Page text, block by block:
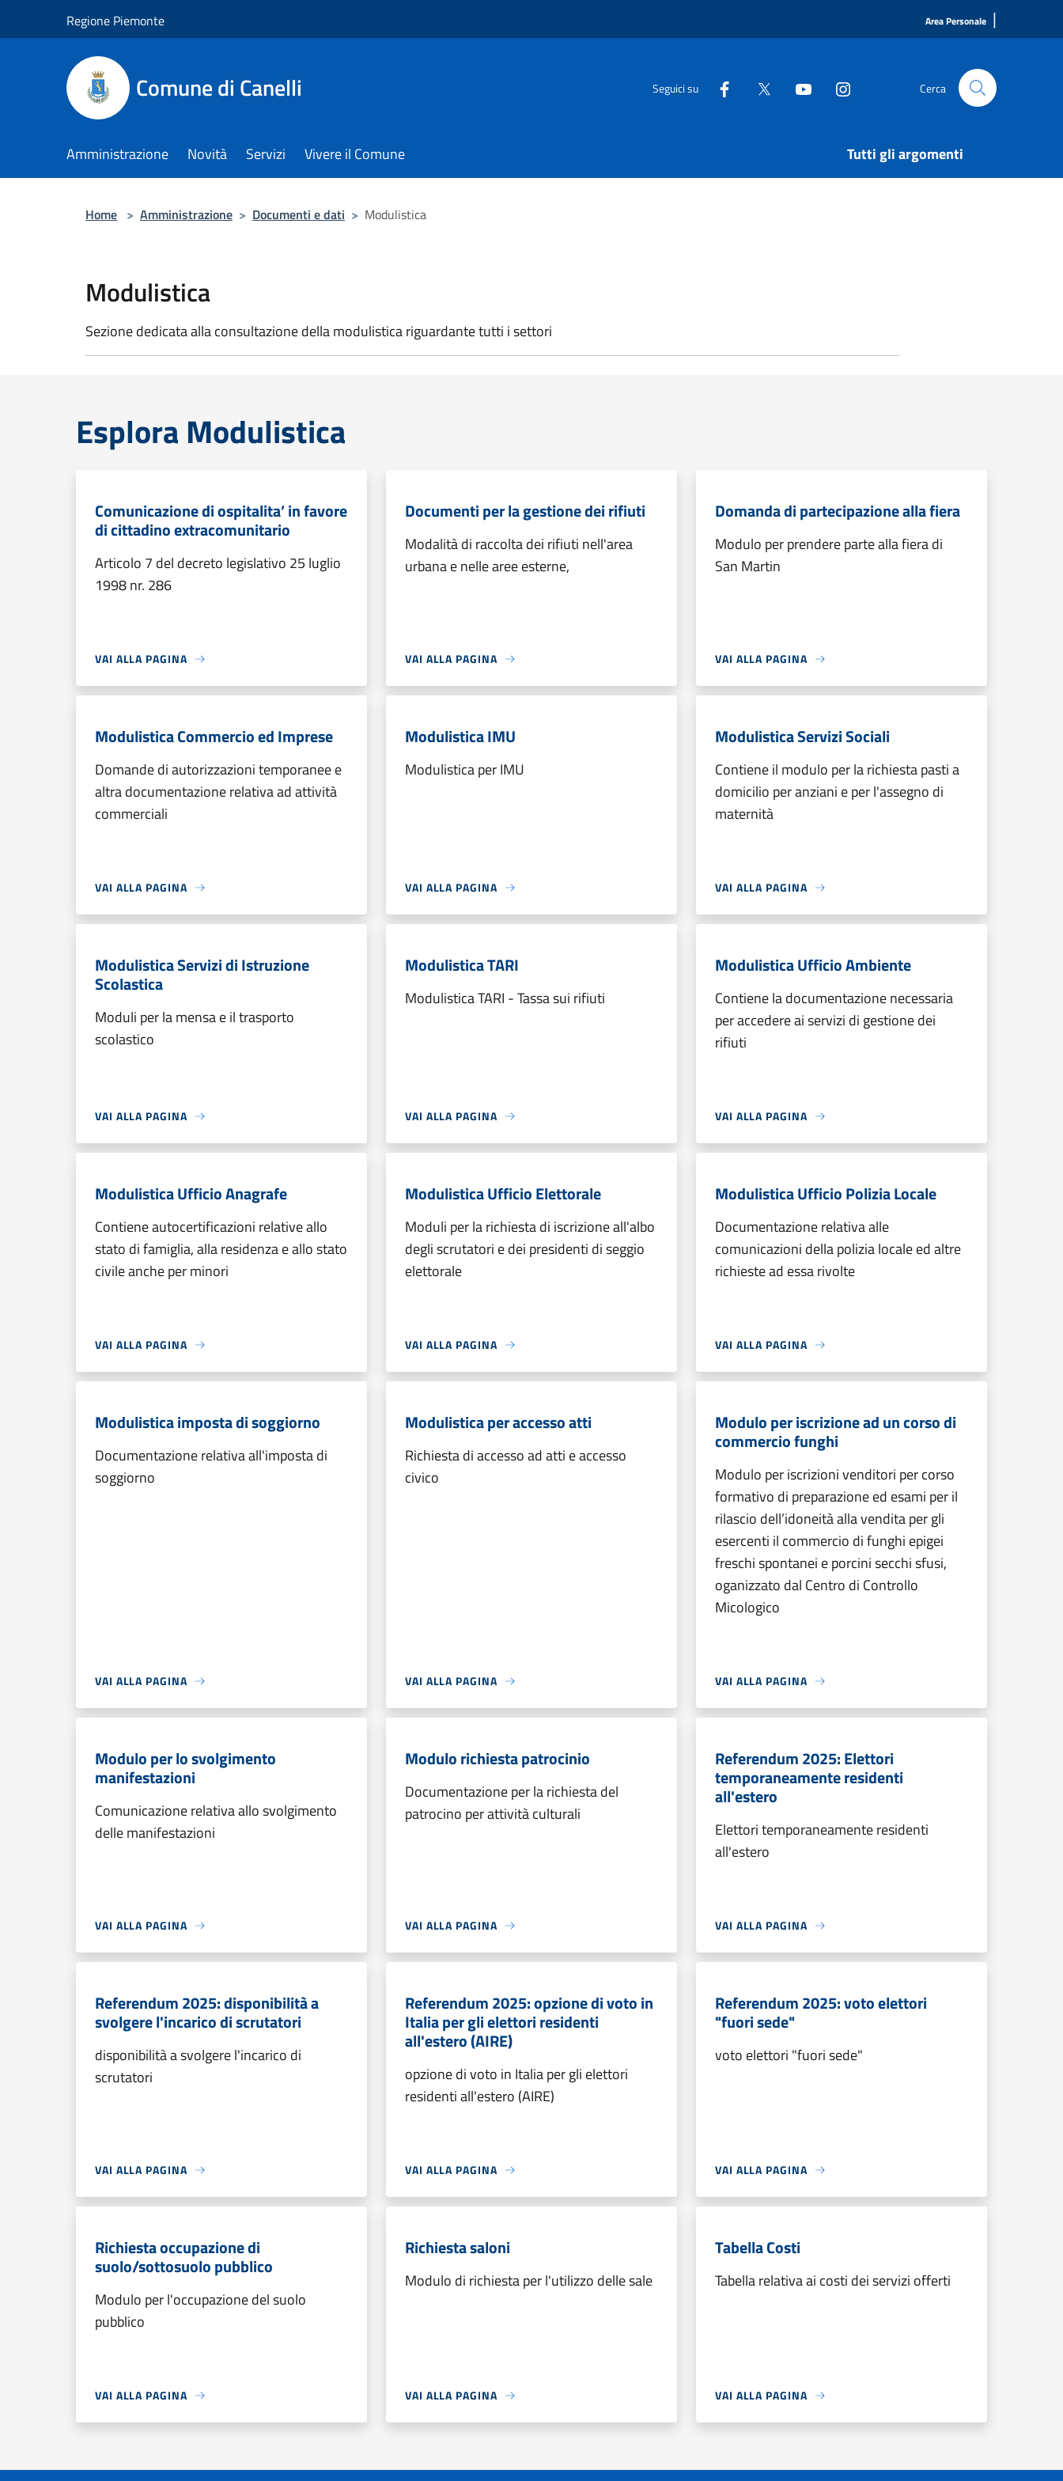
Regione Piemonte Area Personale |
Comune di Canelli Seguici su Cerca
Amministrazione Novità Servizi Vivere il Comune Tutti gli argomenti
Home > Amministrazione > Documenti e dati > Modulistica
Modulistica
Sezione dedicata alla consultazione della modulistica riguardante tutti i settori
Esplora Modulistica
Comunicazione di ospitalita’ in favore
di cittadino extracomunitario
Articolo 7 del decreto legislativo 25 luglio
1998 nr. 286
VAI ALLA PAGINA
Documenti per la gestione dei rifiuti
Modalità di raccolta dei rifiuti nell'area
urbana e nelle aree esterne,
VAI ALLA PAGINA
Domanda di partecipazione alla fiera
Modulo per prendere parte alla fiera di
San Martin
VAI ALLA PAGINA
Modulistica Commercio ed Imprese
Domande di autorizzazioni temporanee e
altra documentazione relativa ad attività
commerciali
VAI ALLA PAGINA
Modulistica IMU
Modulistica per IMU
VAI ALLA PAGINA
Modulistica Servizi Sociali
Contiene il modulo per la richiesta pasti a
domicilio per anziani e per l'assegno di
maternità
VAI ALLA PAGINA
Modulistica Servizi di Istruzione
Scolastica
Moduli per la mensa e il trasporto
scolastico
VAI ALLA PAGINA
Modulistica TARI
Modulistica TARI - Tassa sui rifiuti
VAI ALLA PAGINA
Modulistica Ufficio Ambiente
Contiene la documentazione necessaria
per accedere ai servizi di gestione dei
rifiuti
VAI ALLA PAGINA
Modulistica Ufficio Anagrafe
Contiene autocertificazioni relative allo
stato di famiglia, alla residenza e allo stato
civile anche per minori
VAI ALLA PAGINA
Modulistica Ufficio Elettorale
Moduli per la richiesta di iscrizione all'albo
degli scrutatori e dei presidenti di seggio
elettorale
VAI ALLA PAGINA
Modulistica Ufficio Polizia Locale
Documentazione relativa alle
comunicazioni della polizia locale ed altre
richieste ad essa rivolte
VAI ALLA PAGINA
Modulistica imposta di soggiorno
Documentazione relativa all'imposta di
soggiorno
VAI ALLA PAGINA
Modulistica per accesso atti
Richiesta di accesso ad atti e accesso
civico
VAI ALLA PAGINA
Modulo per iscrizione ad un corso di
commercio funghi
Modulo per iscrizioni venditori per corso
formativo di preparazione ed esami per il
rilascio dell’idoneità alla vendita per gli
esercenti il commercio di funghi epigei
freschi spontanei e porcini secchi sfusi,
oganizzato dal Centro di Controllo
Micologico
VAI ALLA PAGINA
Modulo per lo svolgimento
manifestazioni
Comunicazione relativa allo svolgimento
delle manifestazioni
VAI ALLA PAGINA
Modulo richiesta patrocinio
Documentazione per la richiesta del
patrocino per attività culturali
VAI ALLA PAGINA
Referendum 2025: Elettori
temporaneamente residenti
all'estero
Elettori temporaneamente residenti
all'estero
VAI ALLA PAGINA
Referendum 2025: disponibilità a
svolgere l'incarico di scrutatori
disponibilità a svolgere l'incarico di
scrutatori
VAI ALLA PAGINA
Referendum 2025: opzione di voto in
Italia per gli elettori residenti
all'estero (AIRE)
opzione di voto in Italia per gli elettori
residenti all'estero (AIRE)
VAI ALLA PAGINA
Referendum 2025: voto elettori
"fuori sede"
voto elettori "fuori sede"
VAI ALLA PAGINA
Richiesta occupazione di
suolo/sottosuolo pubblico
Modulo per l'occupazione del suolo
pubblico
VAI ALLA PAGINA
Richiesta saloni
Modulo di richiesta per l'utilizzo delle sale
VAI ALLA PAGINA
Tabella Costi
Tabella relativa ai costi dei servizi offerti
VAI ALLA PAGINA